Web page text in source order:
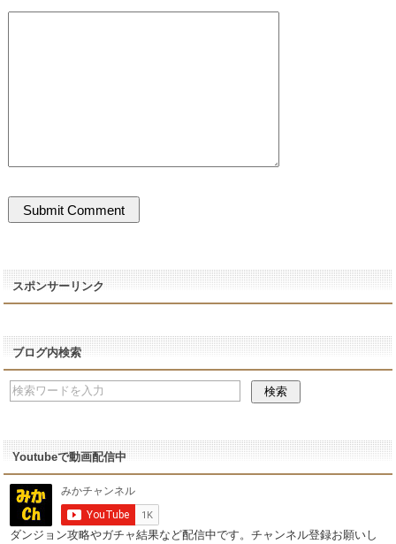
スポンサーリンク
ブログ内検索
Youtubeで動画配信中
ダンジョン攻略やガチャ結果など配信中です。チャンネル登録お願いし